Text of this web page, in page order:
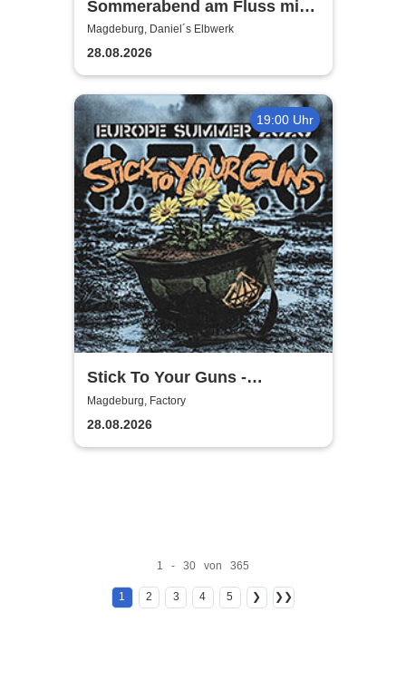
Sommerabend am Fluss mit
Julian Freihoff
Magdeburg, Daniel´s Elbwerk
28.08.2026
19:00 Uhr
Stick To Your Guns -
European Summer 2026
Magdeburg, Factory
28.08.2026
1 - 30 von 365
1 2 3 4 5 ❯ ❯❯